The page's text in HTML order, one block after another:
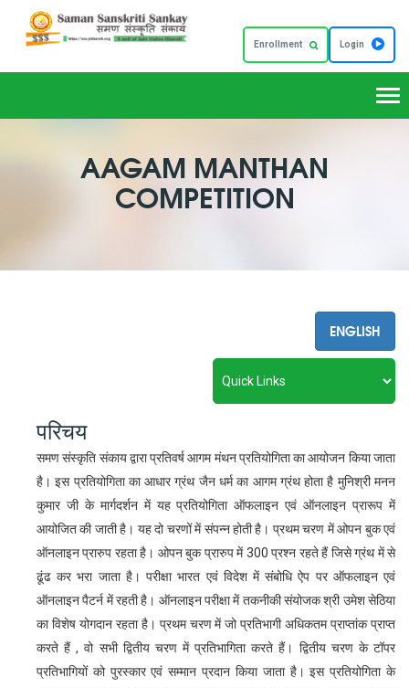
Enrollment Login
AAGAM MANTHAN
COMPETITION
परिचय
समण संस्कृति संकाय द्वारा प्रतिवर्ष आगम मंथन प्रतियोगिता का आयोजन किया जाता
है। इस प्रतियोगिता का आधार ग्रंथ जैन धर्म का आगम ग्रंथ होता है मुनिश्री मनन
कुमार जी के मार्गदर्शन में यह प्रतियोगिता ऑफलाइन एवं ऑनलाइन प्रारूप में
आयोजित की जाती है। यह दो चरणों में संपन्न होती है। प्रथम चरण में ओपन बुक एवं
ऑनलाइन प्रारुप रहता है। ओपन बुक प्रारुप में 300 प्रश्न रहते हैं जिसे ग्रंथ में से
ढूंढ कर भरा जाता है। परीक्षा भारत एवं विदेश में संबोधि ऐप पर ऑफलाइन एवं
ऑनलाइन पैटर्न में रहती है। ऑनलाइन परीक्षा में तकनीकी संयोजक श्री उमेश सेठिया
का विशेष योगदान रहता है। प्रथम चरण में जो प्रतिभागी अधिकतम प्राप्तांक प्राप्त
करते हैं , वो सभी द्वितीय चरण में प्रतिभागिता करते हैं। द्वितीय चरण के टॉपर
प्रतिभागियों को पुरस्कार एवं सम्मान प्रदान किया जाता है। इस प्रतियोगिता के